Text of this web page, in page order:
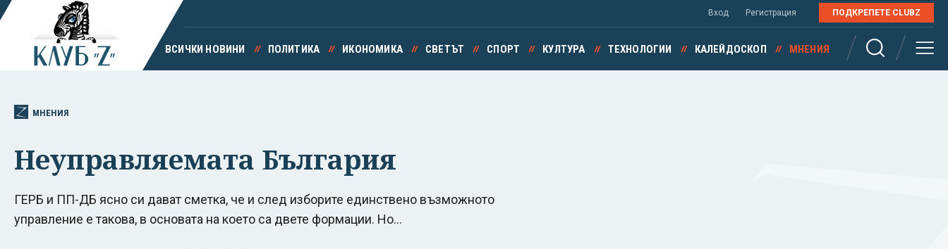
Вход Регистрация ПОДКРЕПЕТЕ CLUBZ
ВСИЧКИ НОВИНИ ПОЛИТИКА ИКОНОМИКА СВЕТЪТ СПОРТ КУЛТУРА ТЕХНОЛОГИИ КАЛЕЙДОСКОП МНЕНИЯ
МНЕНИЯ
Неуправляемата България
ГЕРБ и ПП-ДБ ясно си дават сметка, че и след изборите единствено възможното
управление е такова, в основата на което са двете формации. Но...